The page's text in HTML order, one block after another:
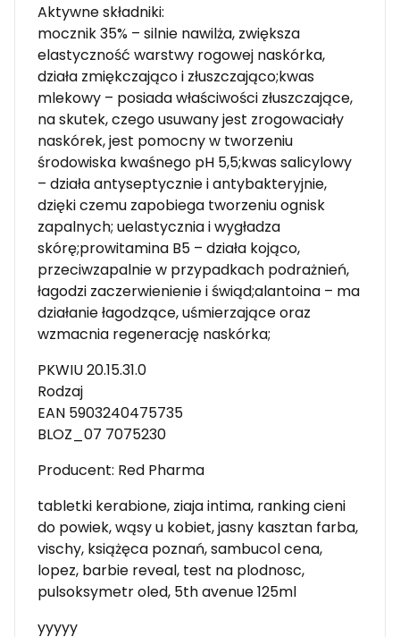
Aktywne składniki:
mocznik 35% – silnie nawilża, zwiększa
elastyczność warstwy rogowej naskórka,
działa zmiękczająco i złuszczająco;kwas
mlekowy – posiada właściwości złuszczające,
na skutek, czego usuwany jest zrogowaciały
naskórek, jest pomocny w tworzeniu
środowiska kwaśnego pH 5,5;kwas salicylowy
– działa antyseptycznie i antybakteryjnie,
dzięki czemu zapobiega tworzeniu ognisk
zapalnych; uelastycznia i wygładza
skórę;prowitamina B5 – działa kojąco,
przeciwzapalnie w przypadkach podrażnień,
łagodzi zaczerwienienie i świąd;alantoina – ma
działanie łagodzące, uśmierzające oraz
wzmacnia regenerację naskórka;
PKWIU 20.15.31.0
Rodzaj
EAN 5903240475735
BLOZ_07 7075230
Producent: Red Pharma
tabletki kerabione, ziaja intima, ranking cieni
do powiek, wąsy u kobiet, jasny kasztan farba,
vischy, książęca poznań, sambucol cena,
lopez, barbie reveal, test na plodnosc,
pulsoksymetr oled, 5th avenue 125ml
yyyyy